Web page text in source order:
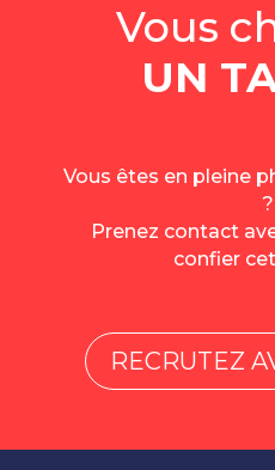
Vous
UN
Vous êtes en pleine
?
Prenez contact
confier
RECRUTEZ